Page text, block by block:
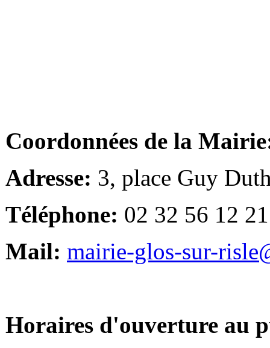
Coordonnées de la
Adresse: 3, place Guy
Téléphone: 02 32 56 12 21
Mail: mairie-glos-sur-
Horaires d'ouverture au